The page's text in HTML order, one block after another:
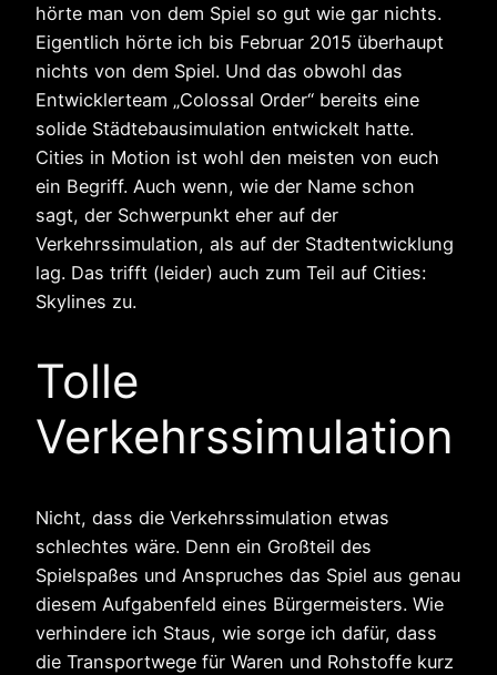
hörte man von dem Spiel so gut wie gar nichts.
Eigentlich hörte ich bis Februar 2015 überhaupt
nichts von dem Spiel. Und das obwohl das
Entwicklerteam „Colossal Order“ bereits eine
solide Städtebausimulation entwickelt hatte.
Cities in Motion ist wohl den meisten von euch
ein Begriff. Auch wenn, wie der Name schon
sagt, der Schwerpunkt eher auf der
Verkehrssimulation, als auf der Stadtentwicklung
lag. Das trifft (leider) auch zum Teil auf Cities:
Skylines zu.
Tolle
Verkehrssimulation
Nicht, dass die Verkehrssimulation etwas
schlechtes wäre. Denn ein Großteil des
Spielspaßes und Anspruches das Spiel aus genau
diesem Aufgabenfeld eines Bürgermeisters. Wie
verhindere ich Staus, wie sorge ich dafür, dass
die Transportwege für Waren und Rohstoffe kurz